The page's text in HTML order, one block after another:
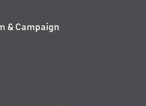
& Campaign